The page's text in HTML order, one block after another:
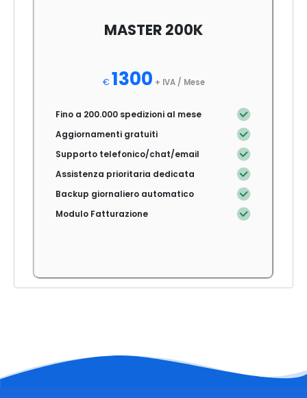
MASTER 200K
€ 1300 + IVA / Mese
Fino a 200.000 spedizioni al mese
Aggiornamenti gratuiti
Supporto telefonico/chat/email
Assistenza prioritaria dedicata
Backup giornaliero automatico
Modulo Fatturazione